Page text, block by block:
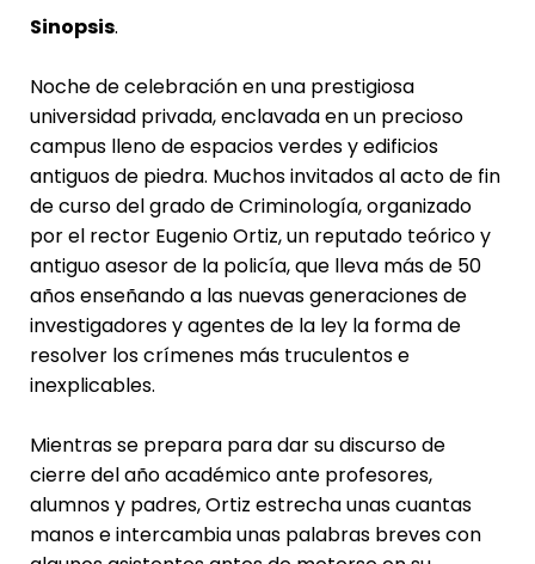
Sinopsis.
Noche de celebración en una prestigiosa
universidad privada, enclavada en un precioso
campus lleno de espacios verdes y edificios
antiguos de piedra. Muchos invitados al acto de fin
de curso del grado de Criminología, organizado
por el rector Eugenio Ortiz, un reputado teórico y
antiguo asesor de la policía, que lleva más de 50
años enseñando a las nuevas generaciones de
investigadores y agentes de la ley la forma de
resolver los crímenes más truculentos e
inexplicables.
Mientras se prepara para dar su discurso de
cierre del año académico ante profesores,
alumnos y padres, Ortiz estrecha unas cuantas
manos e intercambia unas palabras breves con